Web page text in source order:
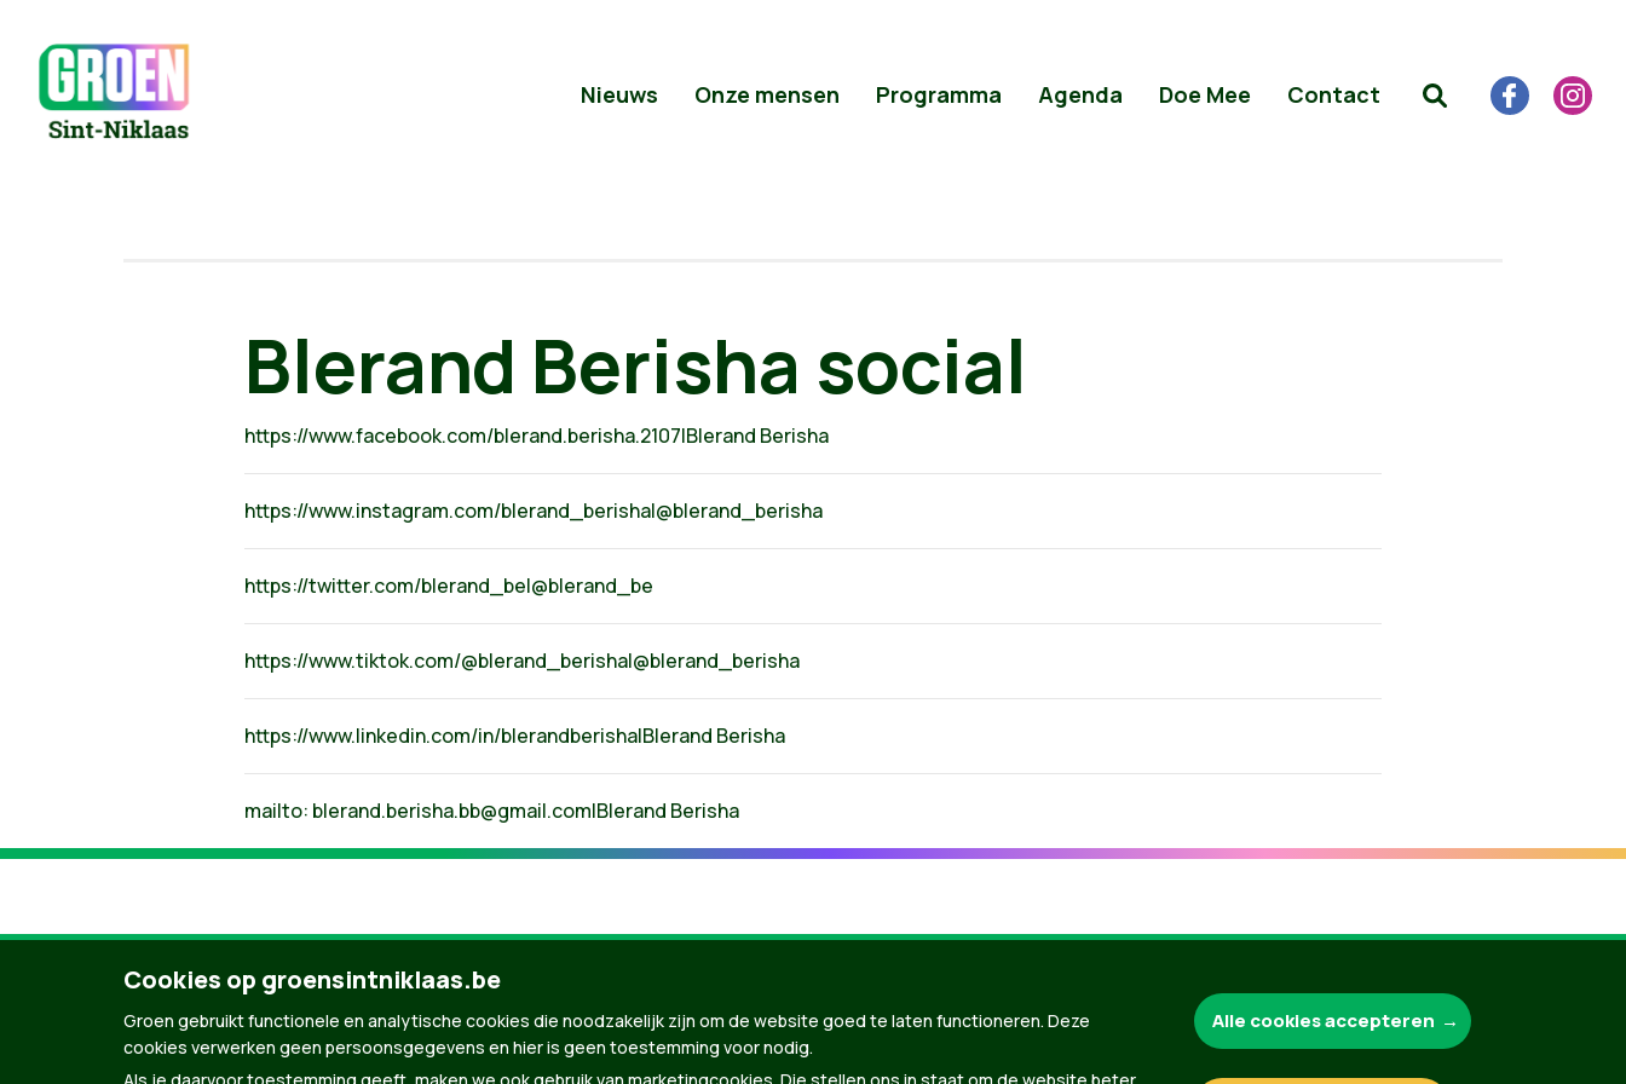
Nieuws Onze mensen Programma Agenda Doe Mee Contact
Blerand Berisha social
https://www.facebook.com/blerand.berisha.2107|Blerand Berisha
https://www.instagram.com/blerand_berisha|@blerand_berisha
https://twitter.com/blerand_be|@blerand_be
https://www.tiktok.com/@blerand_berisha|@blerand_berisha
https://www.linkedin.com/in/blerandberisha|Blerand Berisha
mailto: blerand.berisha.bb@gmail.com|Blerand Berisha
Cookies op groensintniklaas.be
Groen gebruikt functionele en analytische cookies die noodzakelijk zijn om de website goed te laten functioneren. Deze
cookies verwerken geen persoonsgegevens en hier is geen toestemming voor nodig.
Alle cookies accepteren